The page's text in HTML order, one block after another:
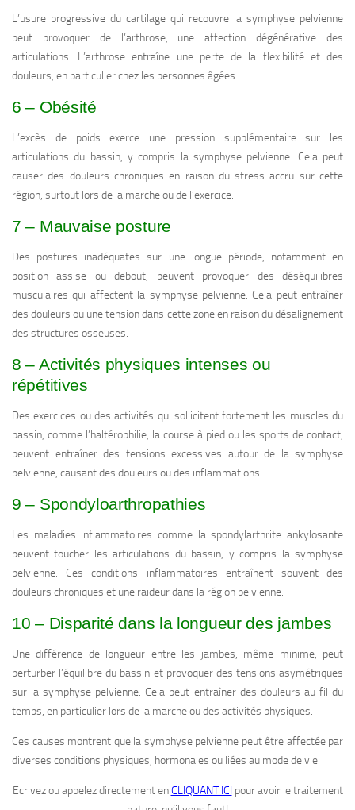
L’usure progressive du cartilage qui recouvre la symphyse pelvienne
peut provoquer de l’arthrose, une affection dégénérative des
articulations. L’arthrose entraîne une perte de la flexibilité et des
douleurs, en particulier chez les personnes âgées.
6 – Obésité
L’excès de poids exerce une pression supplémentaire sur les
articulations du bassin, y compris la symphyse pelvienne. Cela peut
causer des douleurs chroniques en raison du stress accru sur cette
région, surtout lors de la marche ou de l’exercice.
7 – Mauvaise posture
Des postures inadéquates sur une longue période, notamment en
position assise ou debout, peuvent provoquer des déséquilibres
musculaires qui affectent la symphyse pelvienne. Cela peut entraîner
des douleurs ou une tension dans cette zone en raison du désalignement
des structures osseuses.
8 – Activités physiques intenses ou
répétitives
Des exercices ou des activités qui sollicitent fortement les muscles du
bassin, comme l’haltérophilie, la course à pied ou les sports de contact,
peuvent entraîner des tensions excessives autour de la symphyse
pelvienne, causant des douleurs ou des inflammations.
9 – Spondyloarthropathies
Les maladies inflammatoires comme la spondylarthrite ankylosante
peuvent toucher les articulations du bassin, y compris la symphyse
pelvienne. Ces conditions inflammatoires entraînent souvent des
douleurs chroniques et une raideur dans la région pelvienne.
10 – Disparité dans la longueur des jambes
Une différence de longueur entre les jambes, même minime, peut
perturber l’équilibre du bassin et provoquer des tensions asymétriques
sur la symphyse pelvienne. Cela peut entraîner des douleurs au fil du
temps, en particulier lors de la marche ou des activités physiques.
Ces causes montrent que la symphyse pelvienne peut être affectée par
diverses conditions physiques, hormonales ou liées au mode de vie.
Ecrivez ou appelez directement enCLIQUANT ICI pour avoir le traitement